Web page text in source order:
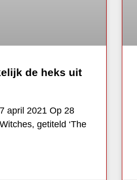
de heks uit
april 2021 Op 28
getiteld ‘The